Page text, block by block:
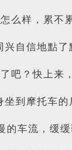
么样，累不
兴自信地點了
吧？快上来
坐到摩托车的
的车流，缓